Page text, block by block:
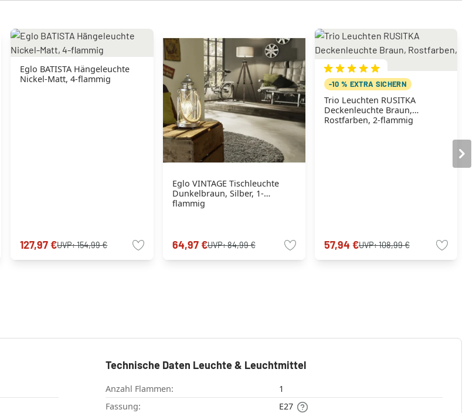
Eglo BATISTA Hängeleuchte
Nickel-Matt, 4-flammig
127,97 €UVP:154,99 €
Eglo VINTAGE Tischleuchte
Dunkelbraun, Silber, 1-
flammig
64,97 €UVP:84,99 €
-10 % EXTRA SICHERN
Trio Leuchten RUSITKA
Deckenleuchte Braun,
Rostfarben, 2-flammig
57,94 €UVP:108,99 €
Technische Daten Leuchte & Leuchtmittel
Anzahl Flammen:
1
Fassung:
E27